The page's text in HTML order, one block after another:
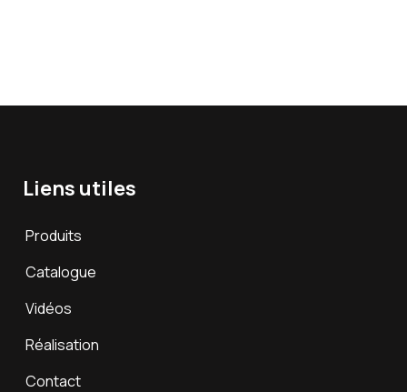
Liens utiles
Produits
Catalogue
Vidéos
Réalisation
Contact